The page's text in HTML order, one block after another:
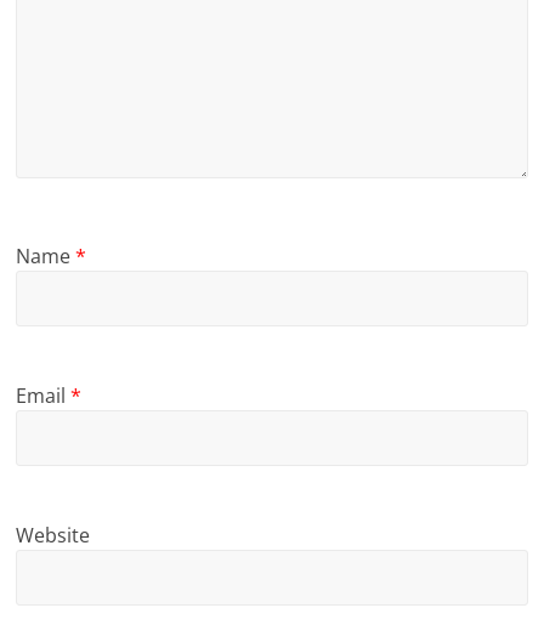
Name*
Email*
Website